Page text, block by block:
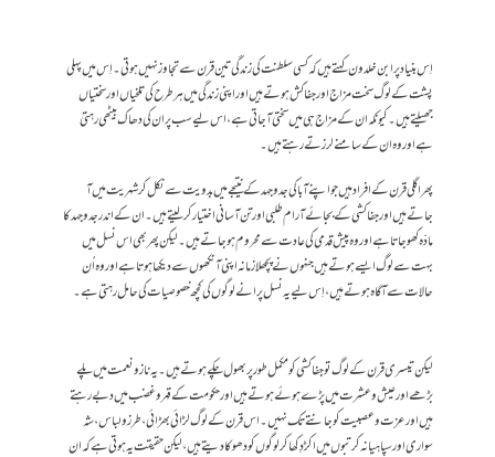
اِس بنیاد پر ابن خلدون کہتے ہیں کہ کسی سلطنت کی زندگی تین قرن سے تجاوز نہیں ہوتی۔ اِس میں پہلی
پشت کے لوگ سخت مزاج اور جفاکش ہوتے ہیں اور اپنی زندگی میں ہر طرح کی تلخیاں اور سختیاں
جھیلتے ہیں۔ کیونکہ ان کے مزاج ہی میں سختی آ جاتی ہے، اس لیے سب پر ان کی دھاک بیٹھی رہتی
ہے اور وہ ان کے سامنے لرزتے رہتے ہیں۔
پھر اگلی قرن کے افراد ہیں جو اپنے آبا کی جدوجہد کے نتیجے میں بدویت سے نکل کر شہریت میں آ
جاتے ہیں اور جفاکشی کے بجائے آرام طلبی اور تن آسانی اختیار کر لیتے ہیں۔ ان کے اندر جدوجہد کا
مادّہ کھو جاتا ہے اور وہ پیش قدمی کی عادت سے محروم ہو جاتے ہیں۔ لیکن پھر بھی اس نسل میں
بہت سے لوگ ایسے ہوتے ہیں جنہوں نے پچھلا زمانہ اپنی آنکھوں سے دیکھا ہوتا ہے اور وہ اُن
حالات سے آگاہ ہوتے ہیں، اِس لیے یہ نسل پرانے لوگوں کی کچھ خصوصیات کی حامل رہتی ہے۔
لیکن تیسری قرن کے لوگ تو جفاکشی کو مکمل طور پر بھول چکے ہوتے ہیں۔ یہ ناز و نعمت میں پلے
بڑھے اور عیش و عشرت میں پڑے ہوئے ہوتے ہیں اور حکومت کے قہر و غضب میں دبے رہتے
ہیں اور عزت و عصبیت کو جانتے تک نہیں۔ اس قرن کے لوگ لڑائی بھڑائی، طرز و لباس، شہ
سواری اور سپاہیانہ کرتبوں میں اکڑ دِکھا کر لوگوں کو دھوکا دیتے ہیں، لیکن حقیقت یہ ہوتی ہے کہ ان